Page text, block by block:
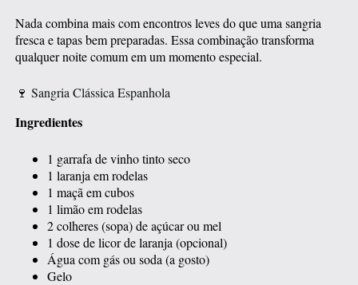
Nada combina mais com encontros leves do que uma sangria
fresca e tapas bem preparadas. Essa combinação transforma
qualquer noite comum em um momento especial.
🍷 Sangria Clássica Espanhola
Ingredientes
1 garrafa de vinho tinto seco
1 laranja em rodelas
1 maçã em cubos
1 limão em rodelas
2 colheres (sopa) de açúcar ou mel
1 dose de licor de laranja (opcional)
Água com gás ou soda (a gosto)
Gelo